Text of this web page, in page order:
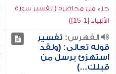
جزء من محاضرة ( تفسير سورة
الأنبياء [1-15])
الفهرس: تفسير
قوله تعالى: (ولقد
استهزئ برسل من
قبلك...)